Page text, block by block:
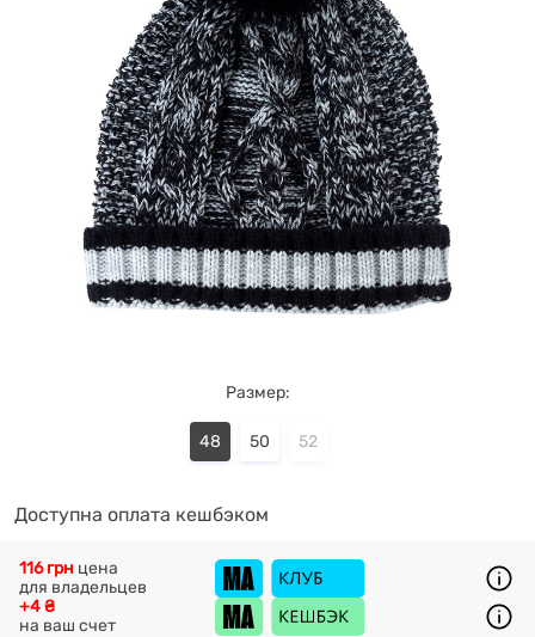
Размер:
48 50 52
Доступна оплата кешбэком
+4 ₴
на ваш счет
116 грн цена
для владельцев